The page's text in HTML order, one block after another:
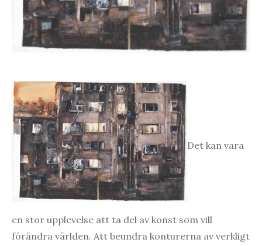
Det kan vara
en stor upplevelse att ta del av konst som vill
förändra världen. Att beundra konturerna av verkligt